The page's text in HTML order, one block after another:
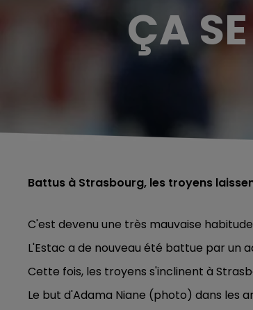
ÇA
Battus à Strasbourg, les troyens
C'est devenu une très mauvaise
L'Estac a de nouveau été battue par un
Cette fois, les troyens s'inclinent à
Le but d'Adama Niane (photo) dans les